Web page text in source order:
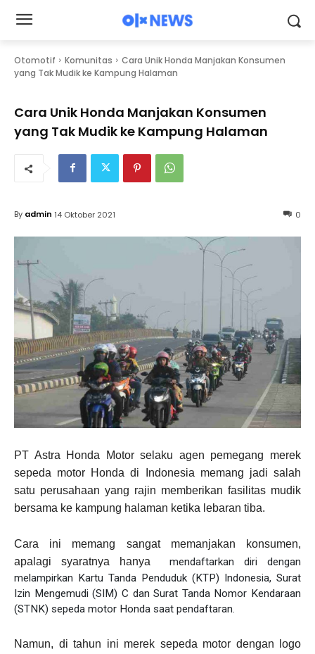
Otomotif Komunitas
Cara Unik Honda Manjakan Konsumen
yang Tak Mudik ke Kampung Halaman
Cara Unik Honda Manjakan Konsumen
yang Tak Mudik ke Kampung Halaman
0
By admin 14 Oktober 2021
PT Astra Honda Motor selaku agen pemegang merek
sepeda motor Honda di Indonesia memang jadi salah
satu perusahaan yang rajin memberikan fasilitas mudik
bersama ke kampung halaman ketika lebaran tiba.
Cara ini memang sangat memanjakan konsumen,
apalagi syaratnya hanya
mendaftarkan diri dengan
melampirkan Kartu Tanda Penduduk (KTP) Indonesia, Surat
Izin Mengemudi (SIM) C dan Surat Tanda Nomor Kendaraan
(STNK) sepeda motor Honda saat pendaftaran.
Namun, di tahun ini merek sepeda motor dengan logo